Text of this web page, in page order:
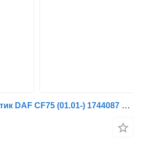
Радијатор на климатик DAF CF75 (01.01-) 1744087 за камион влекач DAF LF45, LF55, LF180, CF65, CF75, CF85 (2001-)